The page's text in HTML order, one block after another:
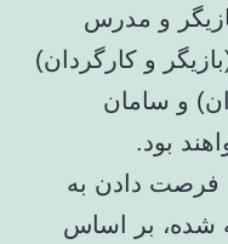
و مدرس
و کارگردان)
و سامان
بود.
فرصت دادن به
شده، بر اساس